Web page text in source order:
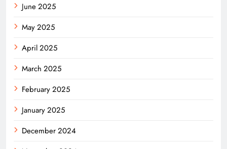
June 2025
May 2025
April 2025
March 2025
February 2025
January 2025
December 2024